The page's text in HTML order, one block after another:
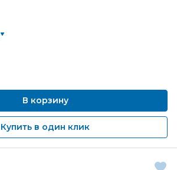
В корзину
Купить в один клик